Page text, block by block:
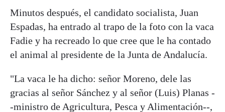
Minutos después, el candidato socialista, Juan
Espadas, ha entrado al trapo de la foto con la vaca
Fadie y ha recreado lo que cree que le ha contado
el animal al presidente de la Junta de Andalucía.
"La vaca le ha dicho: señor Moreno, dele las
gracias al señor Sánchez y al señor (Luis) Planas -
-ministro de Agricultura, Pesca y Alimentación--,